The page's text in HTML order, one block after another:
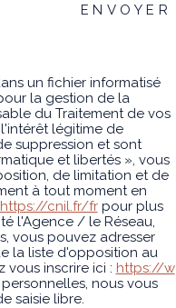
ENVOYER
un fichier informatisé
la gestion de la
du Traitement de vos
légitime de
suppression et sont
et libertés », vous
de limitation et de
à tout moment en
https://cnil.fr/frpour plus
l'Agence / le Réseau,
vous pouvez adresser
la liste d'opposition au
inscrire ici : https://w
nous vous
saisie libre.